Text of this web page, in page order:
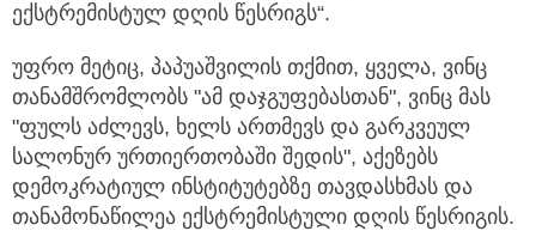
ექსტრემისტულ დღის წესრიგს“.
უფრო მეტიც, პაპუაშვილის თქმით, ყველა, ვინც
თანამშრომლობს "ამ დაჯგუფებასთან", ვინც მას
"ფულს აძლევს, ხელს ართმევს და გარკვეულ
სალონურ ურთიერთობაში შედის", აქეზებს
დემოკრატიულ ინსტიტუტებზე თავდასხმას და
თანამონაწილეა ექსტრემისტული დღის წესრიგის.